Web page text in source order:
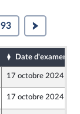
93
Date d'examen
17 octobre 2024
17 octobre 2024